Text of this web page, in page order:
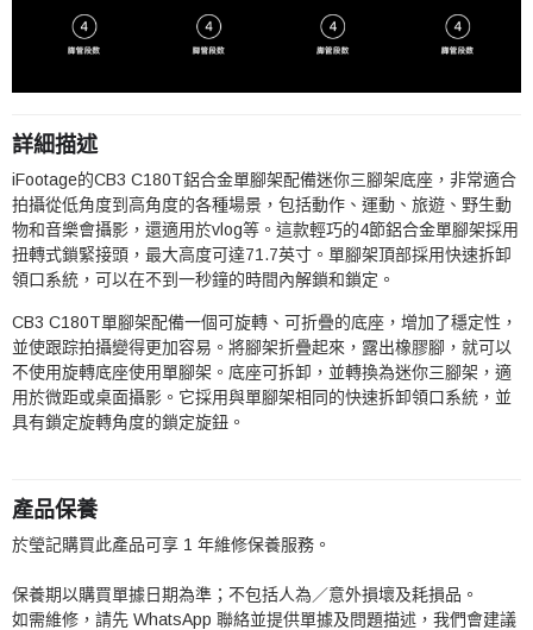
詳細描述
iFootage的CB3 C180T鋁合金單腳架配備迷你三腳架底座，非常適合
拍攝從低角度到高角度的各種場景，包括動作、運動、旅遊、野生動
物和音樂會攝影，還適用於vlog等。這款輕巧的4節鋁合金單腳架採用
扭轉式鎖緊接頭，最大高度可達71.7英寸。單腳架頂部採用快速拆卸
領口系統，可以在不到一秒鐘的時間內解鎖和鎖定。
CB3 C180T單腳架配備一個可旋轉、可折疊的底座，增加了穩定性，
並使跟踪拍攝變得更加容易。將腳架折疊起來，露出橡膠腳，就可以
不使用旋轉底座使用單腳架。底座可拆卸，並轉換為迷你三腳架，適
用於微距或桌面攝影。它採用與單腳架相同的快速拆卸領口系統，並
具有鎖定旋轉角度的鎖定旋鈕。
產品保養
於瑩記購買此產品可享 1 年維修保養服務。
保養期以購買單據日期為準；不包括人為／意外損壞及耗損品。
如需維修，請先 WhatsApp 聯絡並提供單據及問題描述，我們會建議